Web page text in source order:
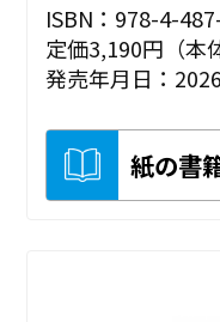
ISBN：978-4-
定価3,190円（本
発売年月日：
紙の書